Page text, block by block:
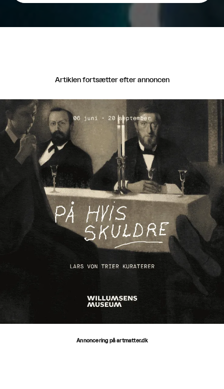
Artiklen fortsætter efter annoncen
Annoncering på artmatter.dk